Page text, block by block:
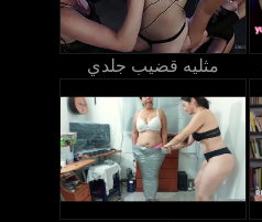
مثليه قضيب جلدي